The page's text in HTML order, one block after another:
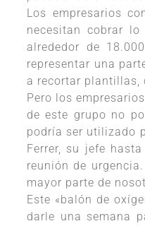
Los empresarios
necesitan cobrar
alrededor de
representar una
a recortar plantillas,
Pero los
de este grupo no
podría ser utilizado
Ferrer, su jefe
reunión de
mayor parte de
Este «balón de
darle una semana